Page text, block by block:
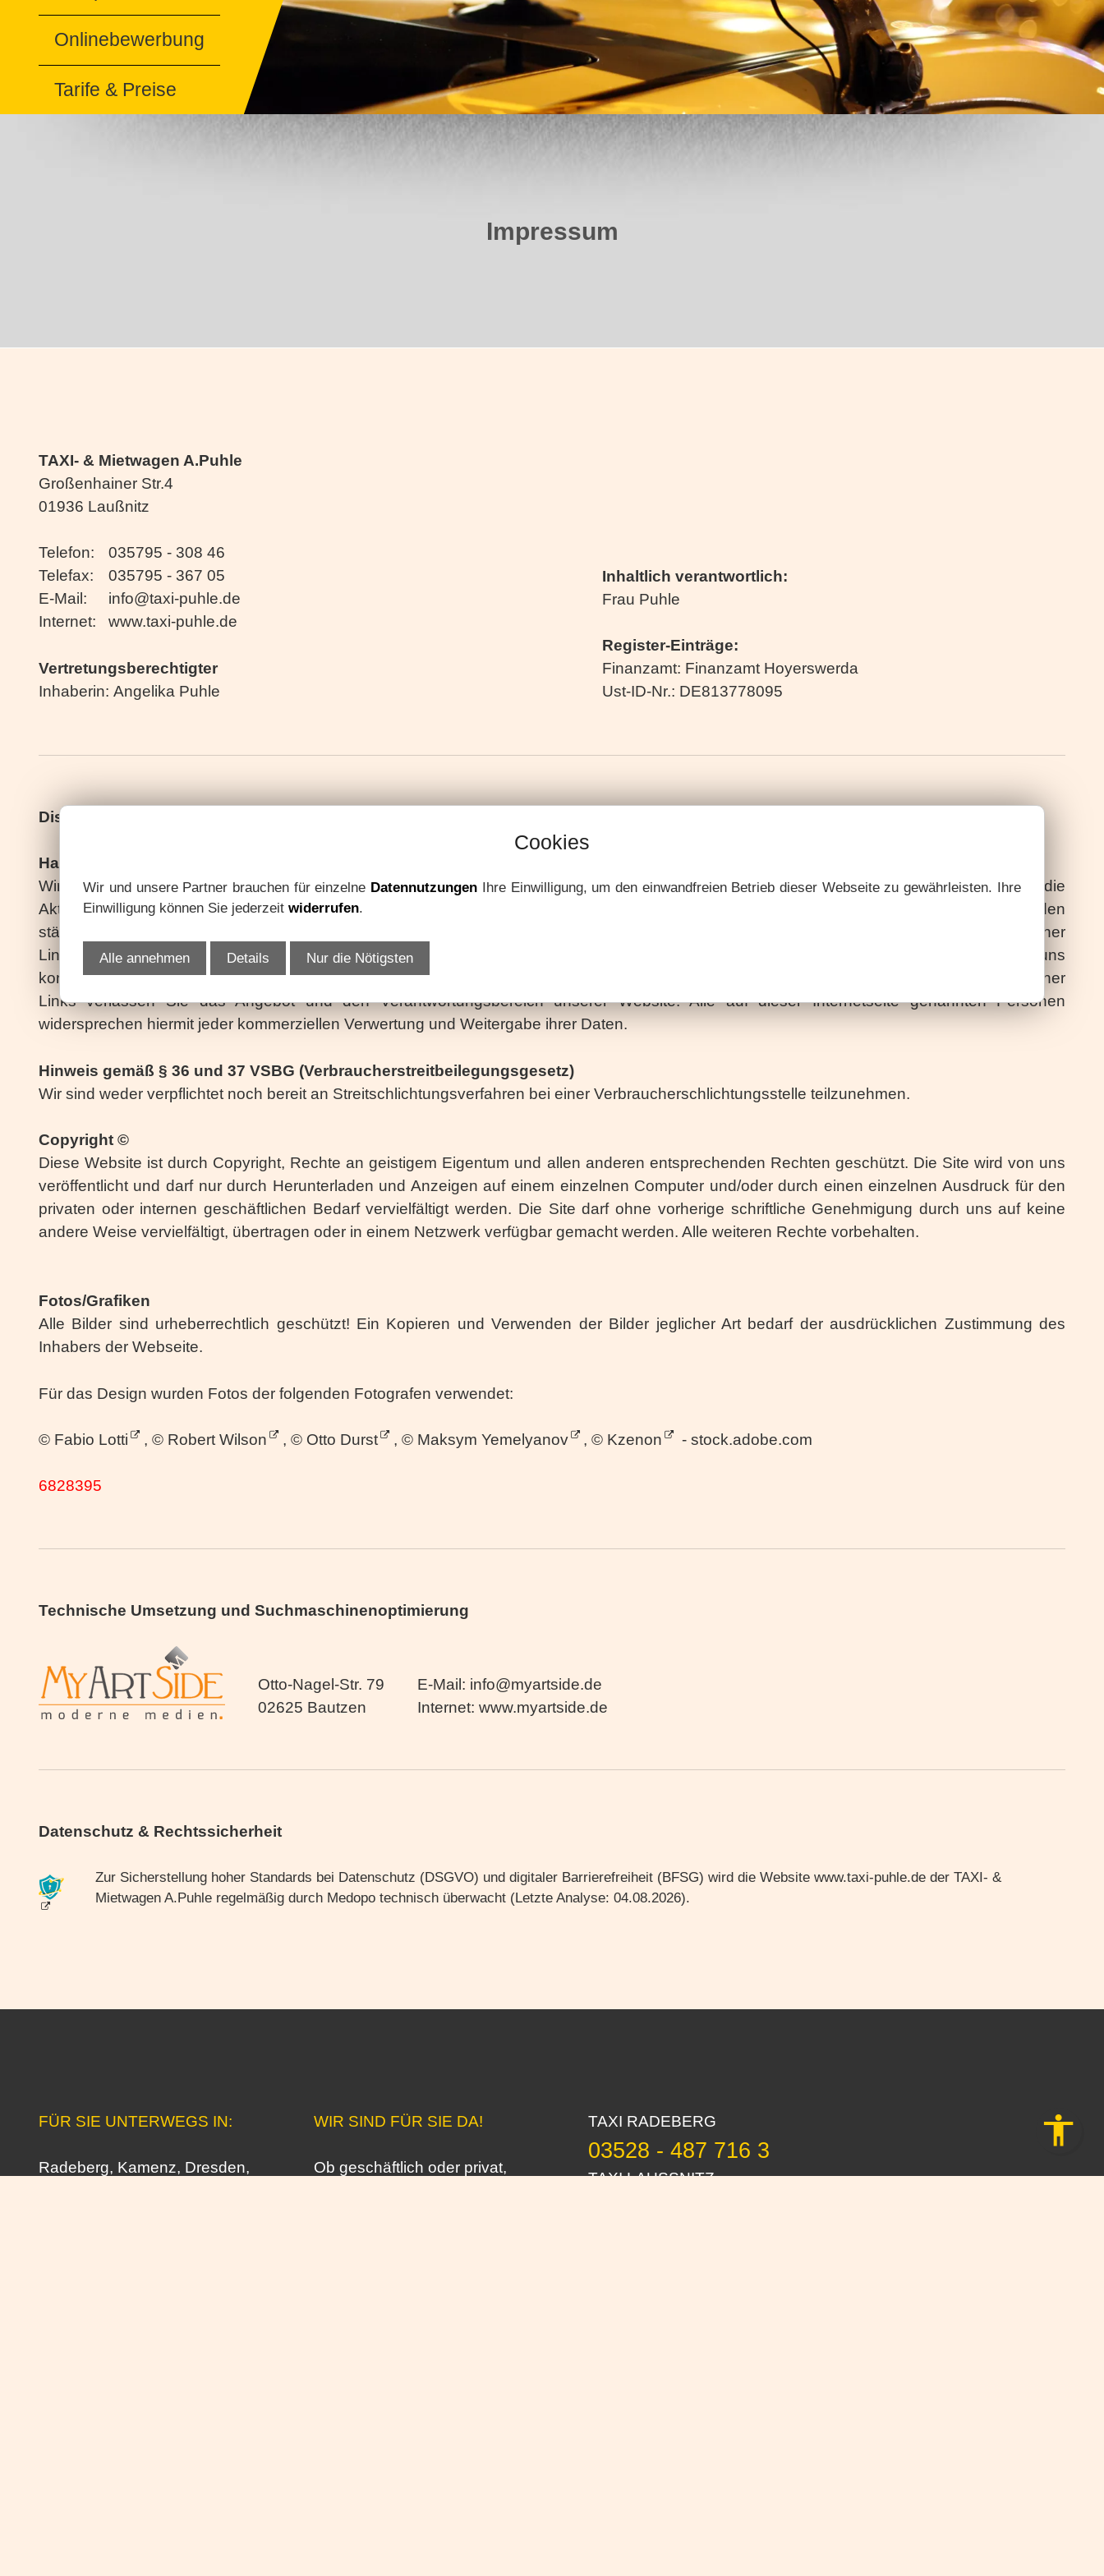
Onlinebewerbung
Tarife & Preise
Impressum
TAXI- & Mietwagen A.Puhle
Großenhainer Str.4
01936 Laußnitz
Telefon:
035795 - 308 46
Telefax:
035795 - 367 05
E-Mail:
info@taxi-puhle.de
Internet:
www.taxi-puhle.de
Vertretungsberechtigter
Inhaberin: Angelika Puhle
Inhaltlich verantwortlich:
Frau Puhle
Register-Einträge:
Finanzamt: Finanzamt Hoyerswerda
Ust-ID-Nr.: DE813778095
Disclaimer
Haftungsausschluss
Wir sind bemüht, dafür Sorge zu tragen, die Inhalte auf den Internetseiten zeitnah, vollständig und richtig zu gestalten. Eine Gewähr für die
Aktualität, Richtigkeit und Vollständigkeit der Angaben kann nicht übernommen werden. Gleichfalls ausgeschlossen ist eine Gewähr für den
ständigen ungehinderten Zugang zu den Inhalten. Trotz sorgfältiger inhaltlicher Kontrolle übernehmen wir keine Haftung für die Inhalte externer
Links. Für den Inhalt der verlinkten Seiten sind ausschließlich deren Betreiber verantwortlich. Diese Inhalte können nicht fortlaufend von uns
kontrolliert werden. Es wird daher für die Inhalte von Internetseiten fremder Anbieter keine Haftung übernommen. Durch das Anklicken externer
Links verlassen Sie das Angebot und den Verantwortungsbereich unserer Website. Alle auf dieser Internetseite genannten Personen
widersprechen hiermit jeder kommerziellen Verwertung und Weitergabe ihrer Daten.
Hinweis gemäß § 36 und 37 VSBG (Verbraucherstreitbeilegungsgesetz)
Wir sind weder verpflichtet noch bereit an Streitschlichtungsverfahren bei einer Verbraucherschlichtungsstelle teilzunehmen.
Copyright ©
Diese Website ist durch Copyright, Rechte an geistigem Eigentum und allen anderen entsprechenden Rechten geschützt. Die Site wird von uns
veröffentlicht und darf nur durch Herunterladen und Anzeigen auf einem einzelnen Computer und/oder durch einen einzelnen Ausdruck für den
privaten oder internen geschäftlichen Bedarf vervielfältigt werden. Die Site darf ohne vorherige schriftliche Genehmigung durch uns auf keine
andere Weise vervielfältigt, übertragen oder in einem Netzwerk verfügbar gemacht werden. Alle weiteren Rechte vorbehalten.
Fotos/Grafiken
Alle Bilder sind urheberrechtlich geschützt! Ein Kopieren und Verwenden der Bilder jeglicher Art bedarf der ausdrücklichen Zustimmung des
Inhabers der Webseite.
Für das Design wurden Fotos der folgenden Fotografen verwendet:
© Fabio Lotti , © Robert Wilson , © Otto Durst , © Maksym Yemelyanov , © Kzenon - stock.adobe.com
6828395
Technische Umsetzung und Suchmaschinenoptimierung
Otto-Nagel-Str. 79
02625 Bautzen
E-Mail: info@myartside.de
Internet: www.myartside.de
Datenschutz & Rechtssicherheit
Zur Sicherstellung hoher Standards bei Datenschutz (DSGVO) und digitaler Barrierefreiheit (BFSG) wird die Website www.taxi-puhle.de der TAXI- &
Mietwagen A.Puhle regelmäßig durch Medopo technisch überwacht (Letzte Analyse: 04.08.2026).
FÜR SIE UNTERWEGS IN:
Radeberg, Kamenz, Dresden,
WIR SIND FÜR SIE DA!
Ob geschäftlich oder privat,
TAXI RADEBERG
03528 - 487 716 3
TAXI LAUSSNITZ
Cookies
Wir und unsere Partner brauchen für einzelne Datennutzungen Ihre Einwilligung, um den einwandfreien Betrieb dieser Webseite zu gewährleisten. Ihre
Einwilligung können Sie jederzeitwiderrufen.
Alle annehmen Details Nur die Nötigsten